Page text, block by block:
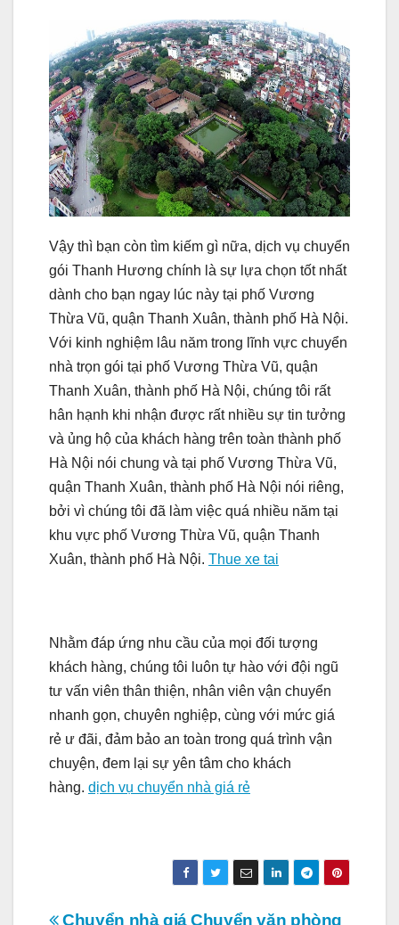
Vậy thì bạn còn tìm kiếm gì nữa, dịch vụ chuyển
gói Thanh Hương chính là sự lựa chọn tốt nhất
dành cho bạn ngay lúc này tại phố Vương
Thừa Vũ, quận Thanh Xuân, thành phố Hà Nội.
Với kinh nghiệm lâu năm trong lĩnh vực chuyển
nhà trọn gói tại phố Vương Thừa Vũ, quận
Thanh Xuân, thành phố Hà Nội, chúng tôi rất
hân hạnh khi nhận được rất nhiều sự tin tưởng
và ủng hộ của khách hàng trên toàn thành phố
Hà Nội nói chung và tại phố Vương Thừa Vũ,
quận Thanh Xuân, thành phố Hà Nội nói riêng,
bởi vì chúng tôi đã làm việc quá nhiều năm tại
khu vực phố Vương Thừa Vũ, quận Thanh
Xuân, thành phố Hà Nội. Thue xe tai
Nhằm đáp ứng nhu cầu của mọi đối tượng
khách hàng, chúng tôi luôn tự hào với đội ngũ
tư vấn viên thân thiện, nhân viên vận chuyển
nhanh gọn, chuyên nghiệp, cùng với mức giá
rẻ ư đãi, đảm bảo an toàn trong quá trình vận
chuyện, đem lại sự yên tâm cho khách
hàng. dịch vụ chuyển nhà giá rẻ
Chuyển văn phòng
Chuyển nhà giá